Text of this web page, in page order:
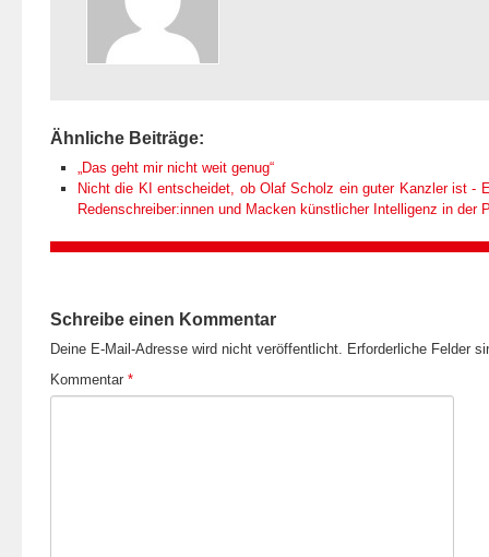
Ähnliche Beiträge:
„Das geht mir nicht weit genug“
Nicht die KI entscheidet, ob Olaf Scholz ein guter Kanzler ist -
Redenschreiber:innen und Macken künstlicher Intelligenz in der
Schreibe einen Kommentar
Deine E-Mail-Adresse wird nicht veröffentlicht. Erforderliche Felder
Kommentar *